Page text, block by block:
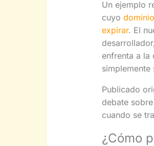
Un ejemplo
cuyo
expirar. El
enfrenta a
Publicado
debate
cuando se
¿Cómo